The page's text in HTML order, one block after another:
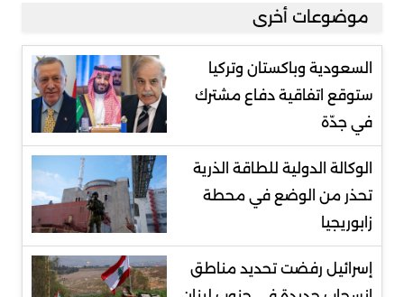
موضوعات أخرى
السعودية وباكستان وتركيا
ستوقع اتفاقية دفاع مشترك
في جدّة
الوكالة الدولية للطاقة الذرية
تحذر من الوضع في محطة
زابوريجيا
إسرائيل رفضت تحديد مناطق